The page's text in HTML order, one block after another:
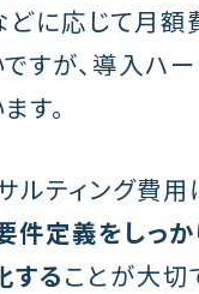
に応じて月額
すが、導入ハ
す。
ルティング費
件定義をしっ
することが大切